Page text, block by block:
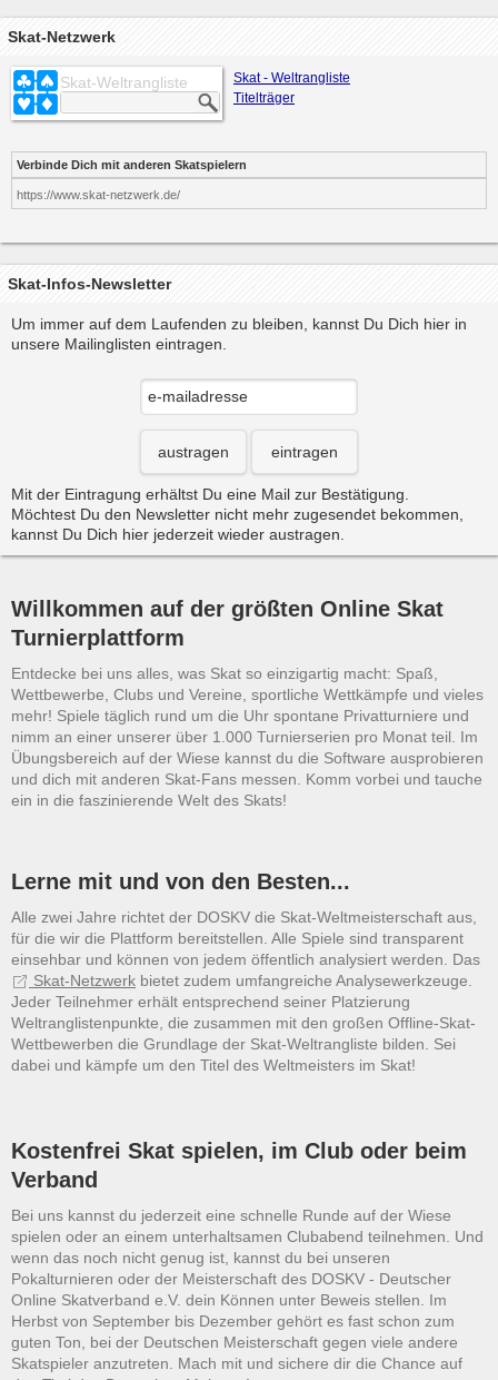
Skat-Netzwerk
Skat-Weltrangliste
Skat - Weltrangliste
Titelträger
Verbinde Dich mit anderen Skatspielern
https://www.skat-netzwerk.de/
Skat-Infos-Newsletter
Um immer auf dem Laufenden zu bleiben, kannst Du Dich hier in
unsere Mailinglisten eintragen.
austragen eintragen
Mit der Eintragung erhältst Du eine Mail zur Bestätigung.
Möchtest Du den Newsletter nicht mehr zugesendet bekommen,
kannst Du Dich hier jederzeit wieder austragen.
Willkommen auf der größten Online Skat
Turnierplattform
Entdecke bei uns alles, was Skat so einzigartig macht: Spaß,
Wettbewerbe, Clubs und Vereine, sportliche Wettkämpfe und vieles
mehr! Spiele täglich rund um die Uhr spontane Privatturniere und
nimm an einer unserer über 1.000 Turnierserien pro Monat teil. Im
Übungsbereich auf der Wiese kannst du die Software ausprobieren
und dich mit anderen Skat-Fans messen. Komm vorbei und tauche
ein in die faszinierende Welt des Skats!
Lerne mit und von den Besten...
Alle zwei Jahre richtet der DOSKV die Skat-Weltmeisterschaft aus,
für die wir die Plattform bereitstellen. Alle Spiele sind transparent
einsehbar und können von jedem öffentlich analysiert werden. Das
Skat-Netzwerk bietet zudem umfangreiche Analysewerkzeuge.
Jeder Teilnehmer erhält entsprechend seiner Platzierung
Weltranglistenpunkte, die zusammen mit den großen Offline-Skat-
Wettbewerben die Grundlage der Skat-Weltrangliste bilden. Sei
dabei und kämpfe um den Titel des Weltmeisters im Skat!
Kostenfrei Skat spielen, im Club oder beim
Verband
Bei uns kannst du jederzeit eine schnelle Runde auf der Wiese
spielen oder an einem unterhaltsamen Clubabend teilnehmen. Und
wenn das noch nicht genug ist, kannst du bei unseren
Pokalturnieren oder der Meisterschaft des DOSKV - Deutscher
Online Skatverband e.V. dein Können unter Beweis stellen. Im
Herbst von September bis Dezember gehört es fast schon zum
guten Ton, bei der Deutschen Meisterschaft gegen viele andere
Skatspieler anzutreten. Mach mit und sichere dir die Chance auf